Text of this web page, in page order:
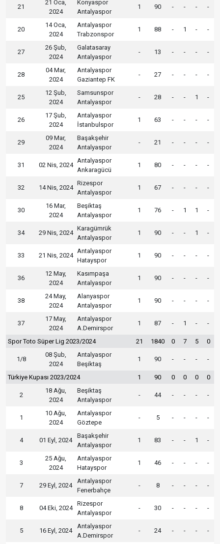
21
21 Oca,
2024
Konyaspor
Antalyaspor
1 90 - - - -
20
14 Oca,
2024
Antalyaspor
Trabzonspor
1 88 - 1 - -
27
26 Şub,
2024
Galatasaray
Antalyaspor
- 13 - - - -
28
04 Mar,
2024
Antalyaspor
Gaziantep FK
- 27 - - - -
25
12 Şub,
2024
Samsunspor
Antalyaspor
- 28 - - 1 -
26
17 Şub,
2024
Antalyaspor
İstanbulspor
1 63 - - - -
29
09 Mar,
2024
Başakşehir
Antalyaspor
- 21 - - - -
31 02 Nis, 2024
Antalyaspor
Ankaragücü
1 80 - - - -
32 14 Nis, 2024
Rizespor
Antalyaspor
1 67 - - - -
30
16 Mar,
2024
Beşiktaş
Antalyaspor
1 76 - 1 1 -
34 29 Nis, 2024
Karagümrük
Antalyaspor
1 90 - - 1 -
33 21 Nis, 2024
Antalyaspor
Hatayspor
1 90 - - - -
36
12 May,
2024
Kasımpaşa
Antalyaspor
1 90 - - - -
38
24 May,
2024
Alanyaspor
Antalyaspor
1 90 - - - -
37
17 May,
2024
Antalyaspor
A.Demirspor
1 87 - 1 - -
Spor Toto Süper Lig 2023/2024 21 1840 0 7 5 0
1/8
08 Şub,
2024
Antalyaspor
Beşiktaş
1 90 - - - -
Türkiye Kupası 2023/2024 1 90 0 0 0 0
2
18 Ağu,
2024
Beşiktaş
Antalyaspor
- 44 - - - -
1
10 Ağu,
2024
Antalyaspor
Göztepe
- 5 - - - -
4 01 Eyl, 2024
Başakşehir
Antalyaspor
1 83 - - 1 -
3
25 Ağu,
2024
Antalyaspor
Hatayspor
1 46 - - - -
7 29 Eyl, 2024
Antalyaspor
Fenerbahçe
- 8 - - - -
8 04 Eki, 2024
Rizespor
Antalyaspor
- 30 - - - -
5 16 Eyl, 2024
Antalyaspor
A.Demirspor
- 24 - - - -